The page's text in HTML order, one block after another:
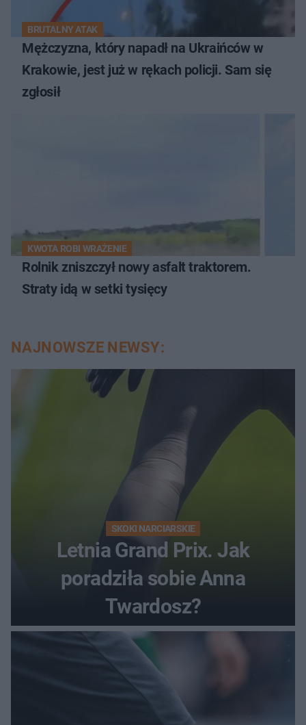
BRUTALNY ATAK
Mężczyzna, który napadł na Ukraińców w
Krakowie, jest już w rękach policji. Sam się
zgłosił
KWOTA ROBI WRAŻENIE
Rolnik zniszczył nowy asfalt traktorem.
Straty idą w setki tysięcy
NAJNOWSZE NEWSY:
SKOKI NARCIARSKIE
Letnia Grand Prix. Jak
poradziła sobie Anna
Twardosz?